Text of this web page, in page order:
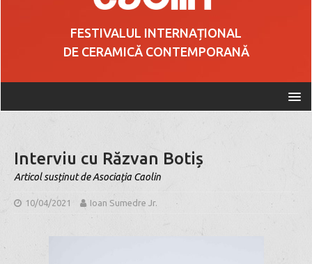
FESTIVALUL INTERNAȚIONAL
DE CERAMICĂ CONTEMPORANĂ
Interviu cu Răzvan Botiș
Articol susținut de Asociația Caolin
10/04/2021 Ioan Sumedre Jr.